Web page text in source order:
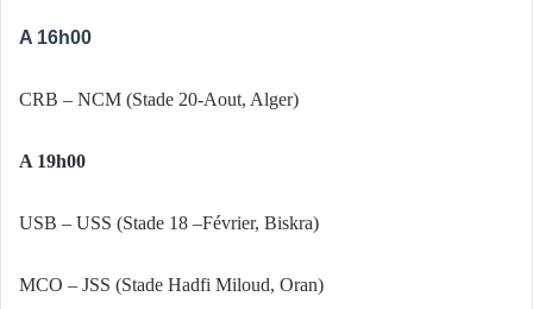
A 16h00
CRB – NCM (Stade 20-Aout, Alger)
A 19h00
USB – USS (Stade 18 –Février, Biskra)
MCO – JSS (Stade Hadfi Miloud, Oran)